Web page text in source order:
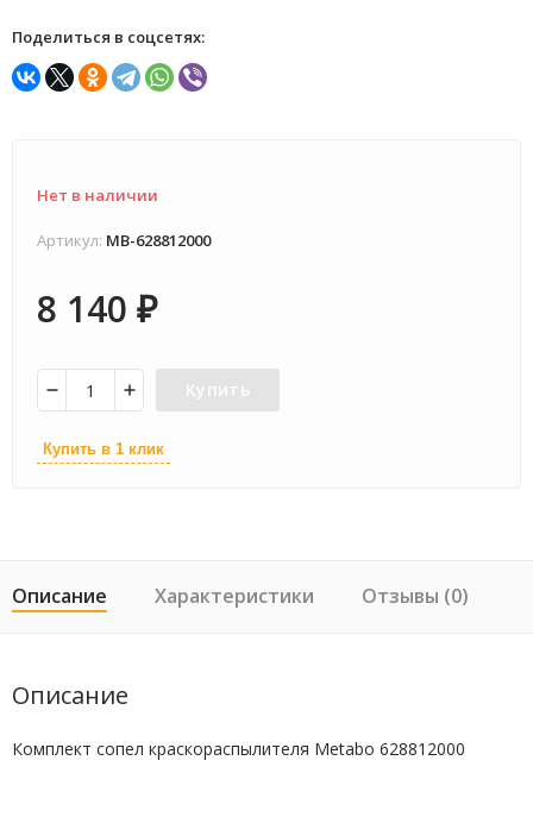
Поделиться в соцсетях:
Нет в наличии
Артикул: MB-628812000
8 140 ₽
Купить
Купить в 1 клик
Описание Характеристики Отзывы (0)
Описание
Комплект сопел краскораспылителя Metabo 628812000